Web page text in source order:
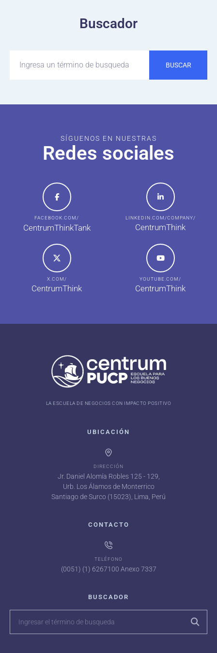
Buscador
BUSCAR
SÍGUENOS EN NUESTRAS
Redes sociales
FACEBOOK.COM/
CentrumThinkTank
LINKEDIN.COM/COMPANY/
CentrumThink
X.COM/
CentrumThink
YOUTUBE.COM/
CentrumThink
LA ESCUELA DE NEGOCIOS CON IMPACTO POSITIVO
UBICACIÓN
DIRECCIÓN
Jr. Daniel Alomía Robles 125 - 129,
Urb. Los Álamos de Monterrico
Santiago de Surco (15023), Lima, Perú
CONTACTO
TELÉFONO
(0051) (1) 6267100 Anexo 7337
BUSCADOR